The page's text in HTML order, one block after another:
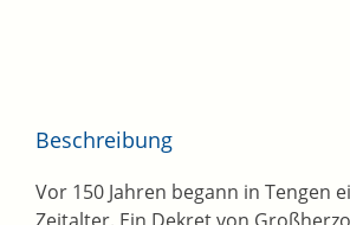
Beschreibung
Vor 150 Jahren begann in Tengen